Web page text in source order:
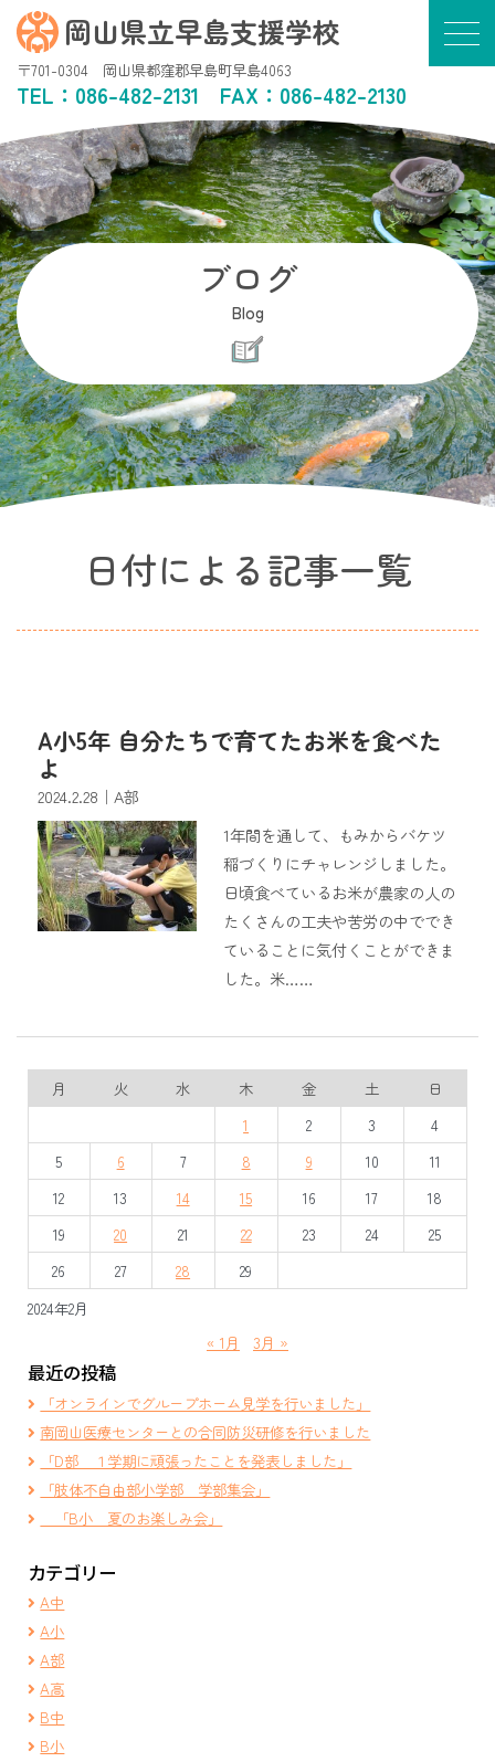
岡山県立早島支援学校
〒701-0304 岡山県都窪郡早島町早島4063
TEL： 086-482-2131 FAX：086-482-2130
ブログ
Blog
日付による記事一覧
A小5年 自分たちで育てたお米を食べた
よ
2024.2.28 ｜A部
1年間を通して、もみからバケツ
稲づくりにチャレンジしました。
日頃食べているお米が農家の人の
たくさんの工夫や苦労の中ででき
ていることに気付くことができま
した。米……
2024年2月
月 火 水 木 金 土
日
1
2 3
4
5
6 7 8 9 10
11
12
13 14 15 16 17
18
19
20 21 22 23 24
25
26
27 28 29
« 1月 3月 »
最近の投稿
「オンラインでグループホーム見学を行いました」
南岡山医療センターとの合同防災研修を行いました
「D部 １学期に頑張ったことを発表しました」
「肢体不自由部小学部 学部集会」
「B小 夏のお楽しみ会」
カテゴリー
A中
A小
A部
A高
B中
B小